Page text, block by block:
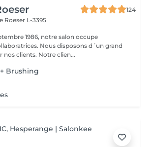
124
Roeser L-3395
1986, notre salon occupe
Nous disposons d´un grand
nos clients. Notre clien...
Brushing